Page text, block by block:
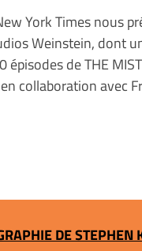
York Times nous
Weinstein, dont
épisodes de THE
collaboration avec
DE STEPHEN